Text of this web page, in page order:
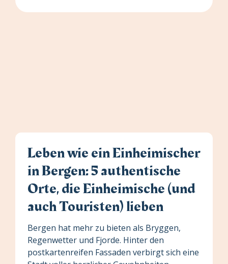
Leben wie ein Einheimischer
in Bergen: 5 authentische
Orte, die Einheimische (und
auch Touristen) lieben
Bergen hat mehr zu bieten als Bryggen,
Regenwetter und Fjorde. Hinter den
postkartenreifen Fassaden verbirgt sich eine